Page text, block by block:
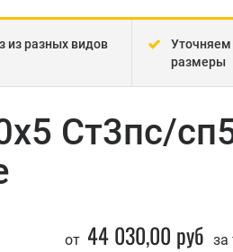
из разных видов
Уточняем
размеры
Ст3пс/
от 44 030,00 руб за